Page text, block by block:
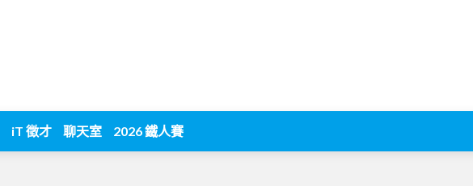
iT 徵才 聊天室 2026 鐵人賽